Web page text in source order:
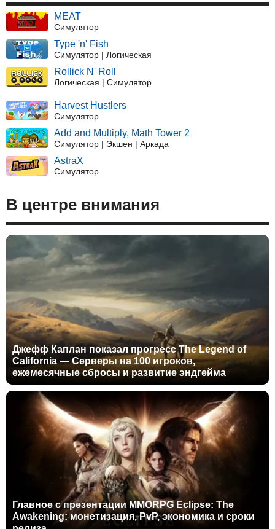
MEAT
Симулятор
Type 'n' Fish
Симулятор | Логическая
Rollick N' Roll
Логическая | Симулятор
Harvest Hustlers
Симулятор
Add and Multiply, Math Tower 2
Симулятор | Экшен | Аркада
AstraX
Симулятор
В центре внимания
Джефф Каплан показал прогресс The Legend of
California — Серверы на 100 игроков,
ежемесячные сбросы и развитие эндгейма
Главное с презентации MMORPG Eclipse: The
Awakening: монетизация, PvP, экономика и сроки